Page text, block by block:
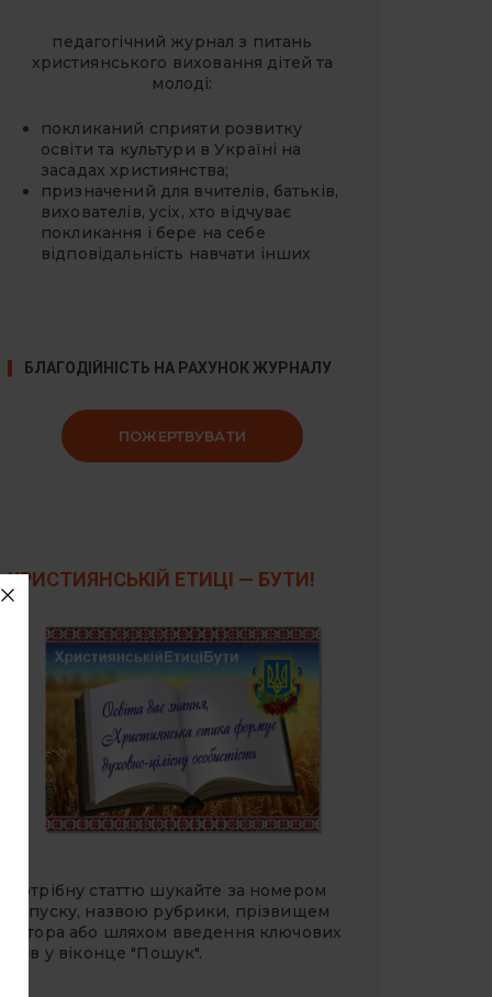
педагогічний журнал з питань
християнського виховання дітей та
молоді:
покликаний сприяти розвитку
освіти та культури в Україні на
засадах християнства;
призначений для вчителів, батьків,
вихователів, усіх, хто відчуває
покликання і бере на себе
відповідальність навчати інших
БЛАГОДІЙНІСТЬ НА РАХУНОК ЖУРНАЛУ
ПОЖЕРТВУВАТИ
ХРИСТИЯНСЬКІЙ ЕТИЦІ — БУТИ!
Потрібну статтю шукайте за номером
випуску, назвою рубрики, прізвищем
автора або шляхом введення ключових
слів у віконце "Пошук".